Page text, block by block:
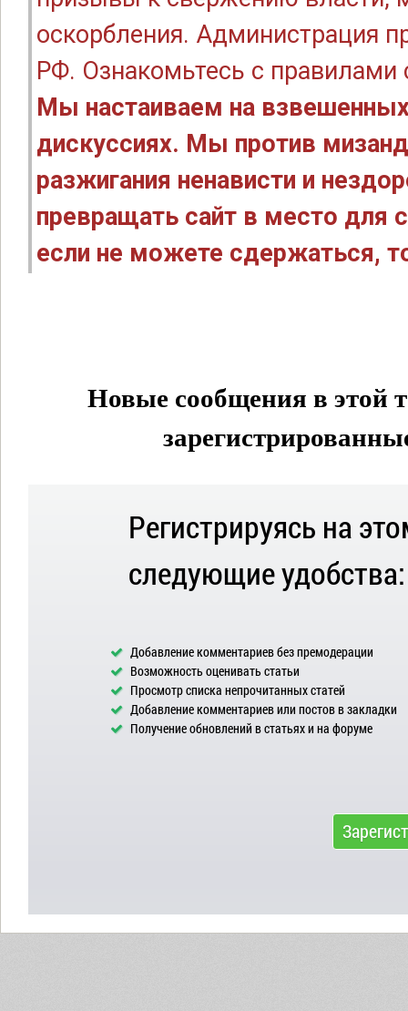
оскорбления. Администрация
РФ. Ознакомьтесь с правилами
Мы настаиваем на
дискуссиях. Мы против
разжигания ненависти и
превращать сайт в место для
если не можете сдержаться,
Новые сообщения в этой
Регистрируясь на
следующие удобства:
Добавление комментариев без премодерации
Возможность оценивать статьи
Просмотр списка непрочитанных статей
Добавление комментариев или постов в закладки
Получение обновлений в статьях и на форуме